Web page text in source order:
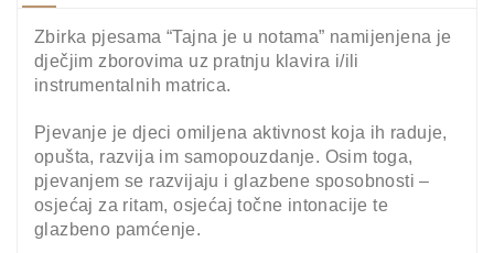
Zbirka pjesama “Tajna je u notama” namijenjena je
dječjim zborovima uz pratnju klavira i/ili
instrumentalnih matrica.
Pjevanje je djeci omiljena aktivnost koja ih raduje,
opušta, razvija im samopouzdanje. Osim toga,
pjevanjem se razvijaju i glazbene sposobnosti –
osjećaj za ritam, osjećaj točne intonacije te
glazbeno pamćenje.